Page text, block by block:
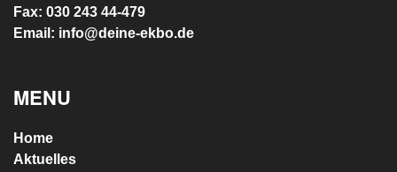
Fax: 030 243 44-479
Email: info@deine-ekbo.de
MENU
Home
Aktuelles